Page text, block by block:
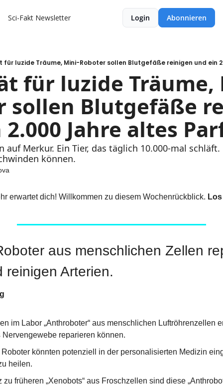
Sci-Fakt Newsletter Login Abonnieren
für luzide Träume, Mini-Roboter sollen Blutgefäße reinigen und ein
für luzide Träume,
sollen Blutgefäße
Jahre altes
auf Merkur. Ein Tier, das täglich 10.000-mal
können.
erwartet dich! Willkommen zu diesem Wochenrückblick.
aus menschlichen Zellen
reinigen Arterien.
im Labor „Anthroboter“ aus menschlichen Luftröhrenzellen
reparieren können.
könnten potenziell in der personalisierten Medizin
heilen.
zu früheren „Xenobots“ aus Froschzellen sind diese